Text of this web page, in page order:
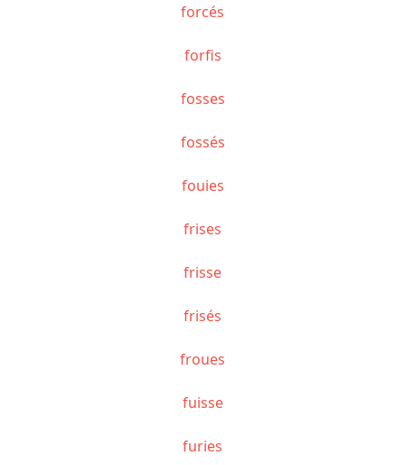
forcés
forfis
fosses
fossés
fouies
frises
frisse
frisés
froues
fuisse
furies